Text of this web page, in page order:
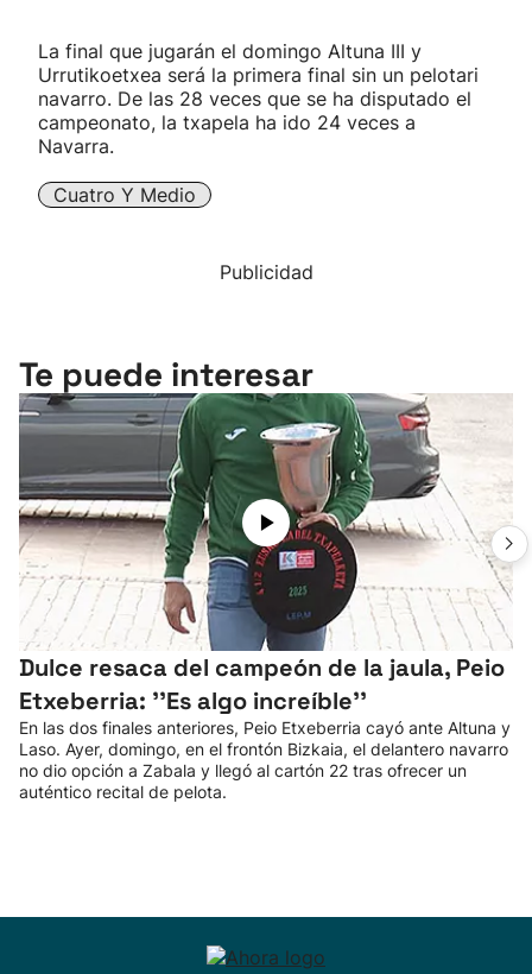
Carreras de montaña
Más deportes
La final que jugarán el domingo Altuna III y
Urrutikoetxea será la primera final sin un pelotari
navarro. De las 28 veces que se ha disputado el
campeonato, la txapela ha ido 24 veces a
Navarra.
Cuatro Y Medio
Publicidad
Te puede interesar
Dulce resaca del campeón de la jaula, Peio
Etxeberria: ''Es algo increíble''
En las dos finales anteriores, Peio Etxeberria cayó ante Altuna y
Laso. Ayer, domingo, en el frontón Bizkaia, el delantero navarro
no dio opción a Zabala y llegó al cartón 22 tras ofrecer un
auténtico recital de pelota.